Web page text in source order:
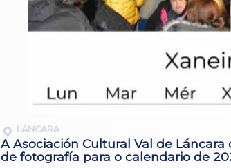
LÁNCARA
A Asociación Cultural Val de
de fotografía para o calendario de